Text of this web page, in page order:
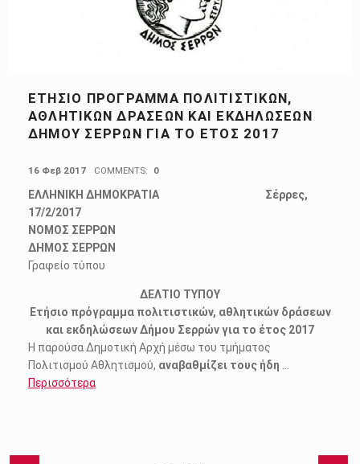
ΕΤΉΣΙΟ ΠΡΌΓΡΑΜΜΑ ΠΟΛΙΤΙΣΤΙΚΏΝ,
ΑΘΛΗΤΙΚΏΝ ΔΡΆΣΕΩΝ ΚΑΙ ΕΚΔΗΛΏΣΕΩΝ
ΔΉΜΟΥ ΣΕΡΡΏΝ ΓΙΑ ΤΟ ΈΤΟΣ 2017
16 Φεβ 2017 COMMENTS: 0
ΕΛΛΗΝΙΚΗ ΔΗΜΟΚΡΑΤΙΑ Σέρρες,
17/2/2017
ΝΟΜΟΣ ΣΕΡΡΩΝ
ΔΗΜΟΣ ΣΕΡΡΩΝ
Γραφείο τύπου
ΔΕΛΤΙΟ ΤΥΠΟΥ
Ετήσιο πρόγραμμα πολιτιστικών, αθλητικών δράσεων
και εκδηλώσεων Δήμου Σερρών για το έτος 2017
Η παρούσα Δημοτική Αρχή μέσω του τμήματος
Πολιτισμού Αθλητισμού, αναβαθμίζει τους ήδη …
Περισσότερα